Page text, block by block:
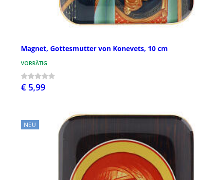
Magnet, Gottesmutter von Konevets, 10 cm
VORRÄTIG
€ 5,99
NEU